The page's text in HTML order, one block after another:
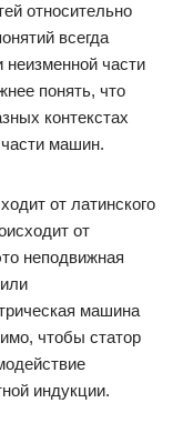
относительно
всегда
неизменной части
понять, что
контекстах
машин.
от латинского
от
неподвижная
машина
чтобы статор
индукции.